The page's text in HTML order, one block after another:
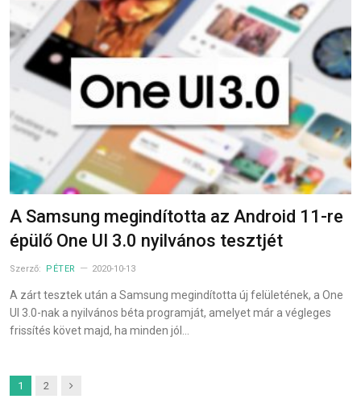
A Samsung megindította az Android 11-re
épülő One UI 3.0 nyilvános tesztjét
Szerző: PÉTER 2020-10-13
A zárt tesztek után a Samsung megindította új felületének, a One
UI 3.0-nak a nyilvános béta programját, amelyet már a végleges
frissítés követ majd, ha minden jól…
1 2 Next